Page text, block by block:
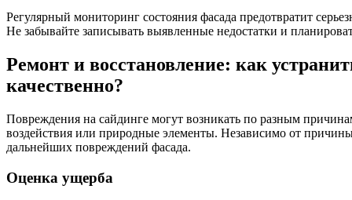
Регулярный мониторинг состояния фасада предотвратит
Не забывайте записывать выявленные недостатки и
Ремонт и восстановление: как
качественно?
Повреждения на сайдинге могут возникать по разным
воздействия или природные элементы. Независимо от
дальнейших повреждений фасада.
Оценка ущерба